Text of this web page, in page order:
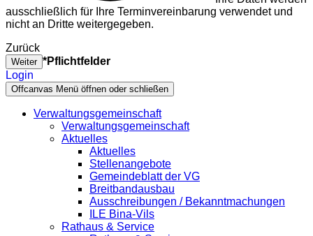
ausschließlich für Ihre Terminvereinbarung verwendet und
nicht an Dritte weitergegeben.
Zurück
Weiter *Pflichtfelder
Login
Offcanvas Menü öffnen oder schließen
Verwaltungsgemeinschaft
Verwaltungsgemeinschaft
Aktuelles
Aktuelles
Stellenangebote
Gemeindeblatt der VG
Breitbandausbau
Ausschreibungen / Bekanntmachungen
ILE Bina-Vils
Rathaus & Service